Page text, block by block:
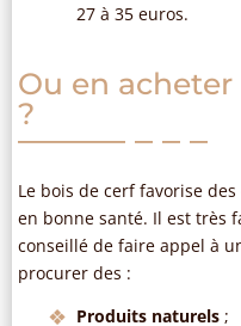
27 à 35 euros.
Ou en
?
Le bois de cerf favorise
en bonne santé. Il est très
conseillé de faire appel à
procurer des :
Produits naturels ;